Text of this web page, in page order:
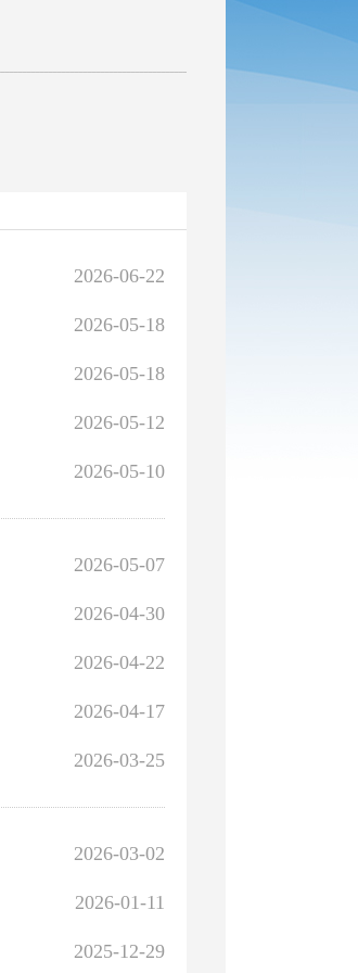
2026-06-22
2026-05-18
2026-05-18
2026-05-12
2026-05-10
2026-05-07
2026-04-30
2026-04-22
2026-04-17
2026-03-25
2026-03-02
2026-01-11
2025-12-29